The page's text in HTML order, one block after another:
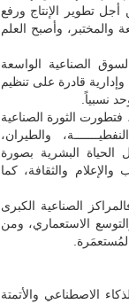
تطوير الإنتاج ورفع
والمختبر، وأصبح العلم
الصناعية الواسعة
قادرة على تنظيم
نسبياً.
الثورة الصناعية
والطيران،
الحياة البشرية بصورة
والثقافة، كما
الصناعية الكبرى
الاستعماري، ومن
الاصطناعي والأتمتة